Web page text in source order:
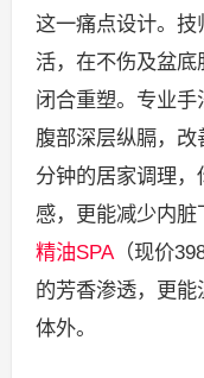
这一痛点设计。
活，在不伤及盆
闭合重塑。专业手
腹部深层纵膈，
分钟的居家调理
感，更能减少内
精油SPA（现价
的芳香渗透，更
体外。